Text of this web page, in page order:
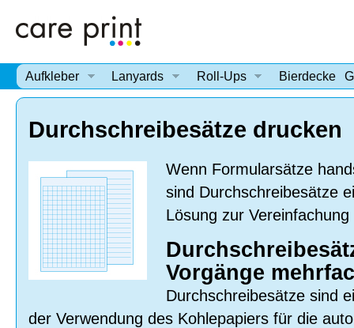
Aufkleber Lanyards Roll-Ups Bierdeckel
Durchschreibesätze drucken
Wenn Formularsätze
sind Durchschreibesätze
Lösung zur
Vorgänge
Durchschreibesätze sind
der Verwendung des Kohlepapiers für die